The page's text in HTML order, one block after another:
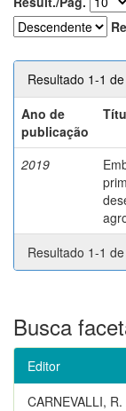
Resultado 1-1
Ano de
publicação
2019
Resultado 1-1
Busca
Editor
CARNEVALLI, R.